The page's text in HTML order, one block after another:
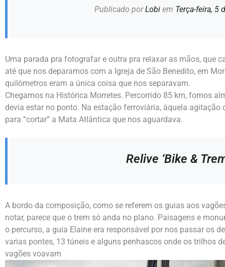
Publicado porLobi em Terça-feira, 5
Uma parada pra fotografar e outra pra relaxar as mãos, que
até que nos deparamos com a Igreja de São Benedito, em
quilômetros eram a única coisa que nos separavam.
Chegamos na Histórica Morretes. Percorrido 85 km, fomos
devia estar no ponto. Na estação ferroviária, àquela
para “cortar” a Mata Atlântica que nos aguardava.
Relive ‘Bike &
A bordo da composição, como se referem os guias aos
notar, parece que o trem só anda no plano. Paisagens e
o percurso, a guia Elaine era responsável por nos passar os
varias pontes, 13 túneis e alguns penhascos onde os trilhos
vagões voavam